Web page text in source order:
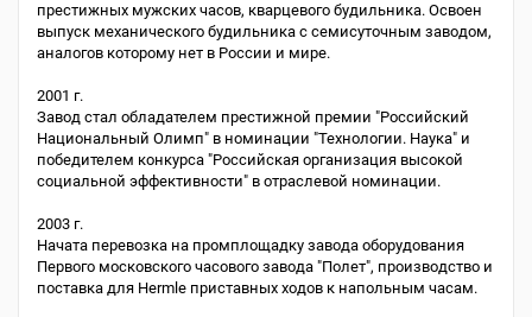
престижных мужских часов, кварцевого будильника. Освоен
выпуск механического будильника с семисуточным заводом,
аналогов которому нет в России и мире.
2001 г.
Завод стал обладателем престижной премии "Российский
Национальный Олимп" в номинации "Технологии. Наука" и
победителем конкурса "Российская организация высокой
социальной эффективности" в отраслевой номинации.
2003 г.
Начата перевозка на промплощадку завода оборудования
Первого московского часового завода "Полет", производство и
поставка для Hermle приставных ходов к напольным часам.